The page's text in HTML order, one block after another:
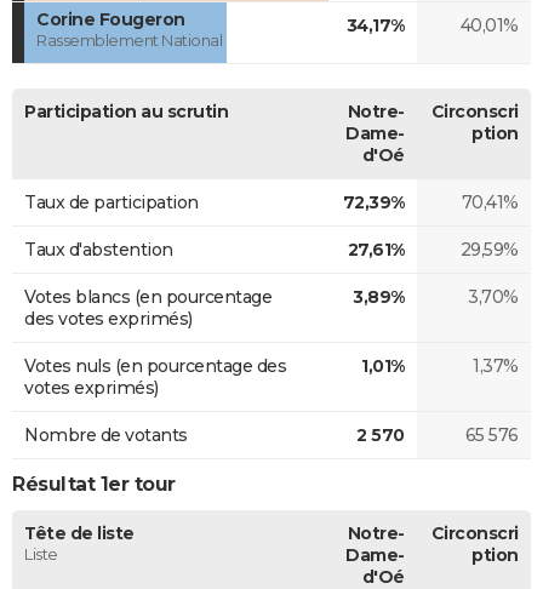
Corine Fougeron
Rassemblement National
34,17% 40,01%
Participation au scrutin
Notre-
Dame-
d'Oé
Circonscri
ption
Taux de participation 72,39% 70,41%
Taux d'abstention 27,61% 29,59%
Votes blancs (en pourcentage
des votes exprimés)
3,89% 3,70%
Votes nuls (en pourcentage des
votes exprimés)
1,01% 1,37%
Nombre de votants 2 570 65 576
Résultat 1er tour
Tête de liste
Liste
Notre-
Dame-
d'Oé
Circonscri
ption